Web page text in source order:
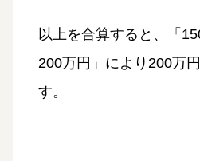
以上を合算すると、「
200万円」により200万
す。